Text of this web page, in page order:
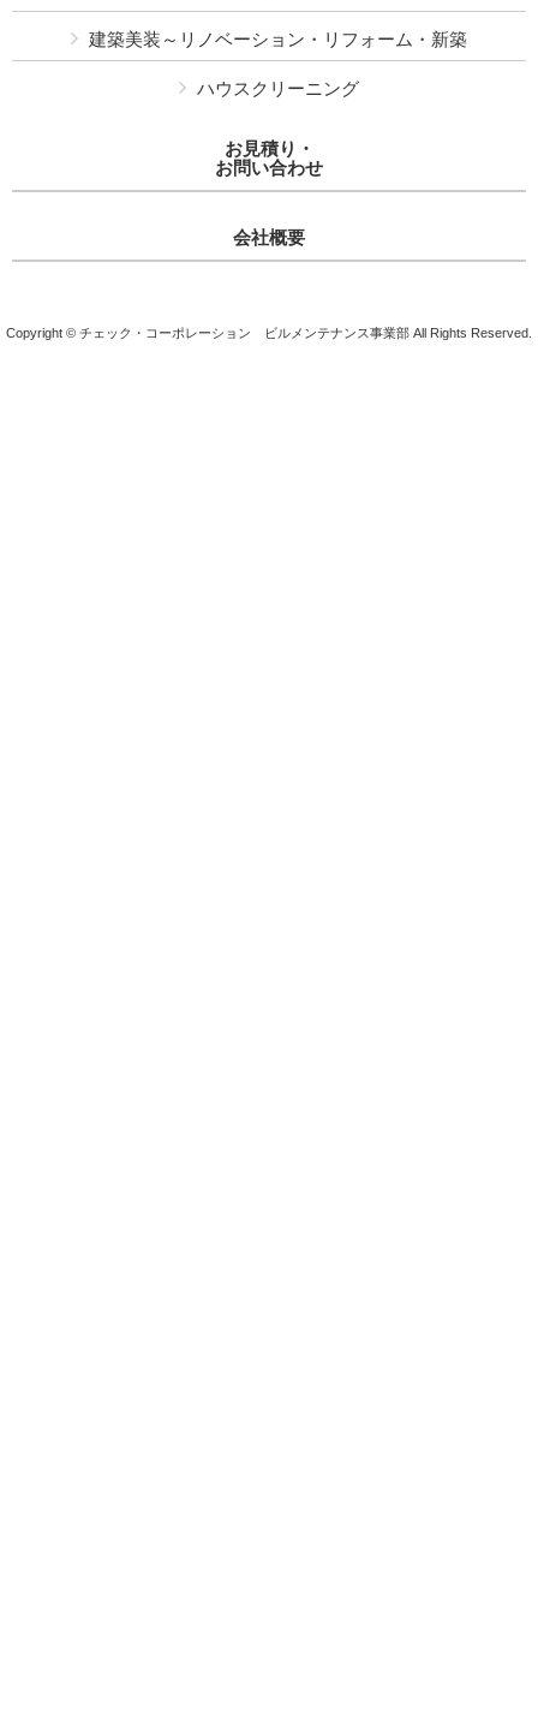
建築美装～リノベーション・リフォーム・新築
ハウスクリーニング
お見積り・
お問い合わせ
会社概要
Copyright © チェック・コーポレーション ビルメンテナンス事業部 All Rights Reserved.